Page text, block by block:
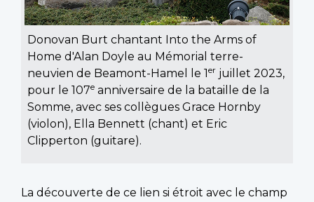
Donovan Burt chantant Into the Arms of
Home d'Alan Doyle au Mémorial terre-
neuvien de Beamont-Hamel le 1 er juillet 2023,
pour le 107e anniversaire de la bataille de la
Somme, avec ses collègues Grace Hornby
(violon), Ella Bennett (chant) et Eric
Clipperton (guitare).
La découverte de ce lien si étroit avec le champ